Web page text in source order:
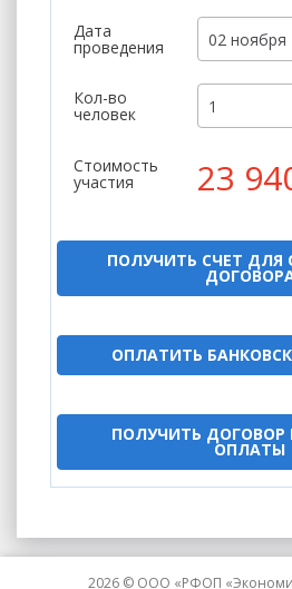
Дата
проведения
Кол-во
человек
Стоимость
участия 23
ПОЛУЧИТЬ СЧЕТ ДЛЯ
ОПЛАТИТЬ
ПОЛУЧИТЬ ДОГОВОР
ОПЛАТЫ
2026 © ООО «РФОП